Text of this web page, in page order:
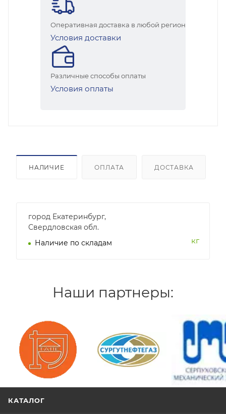
Оперативная доставка в любой регион
Условия доставки
Различные способы оплаты
Условия оплаты
НАЛИЧИЕ ОПЛАТА ДОСТАВКА
город Екатеринбург,
Свердловская обл.
Наличие по складам
кг
Наши партнеры:
КАТАЛОГ